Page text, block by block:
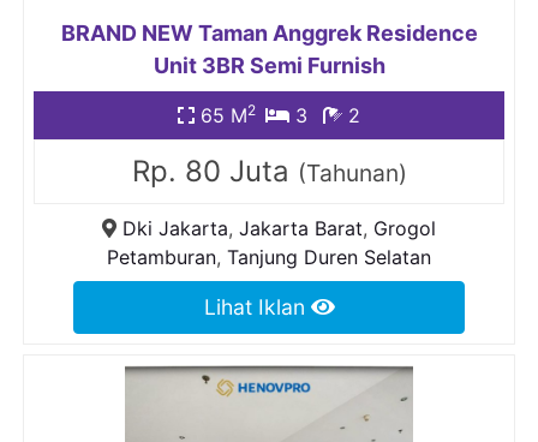
BRAND NEW Taman Anggrek Residence
Unit 3BR Semi Furnish
65 M2 3 2
Rp. 80 Juta (Tahunan)
Dki Jakarta, Jakarta Barat, Grogol
Petamburan, Tanjung Duren Selatan
Lihat Iklan